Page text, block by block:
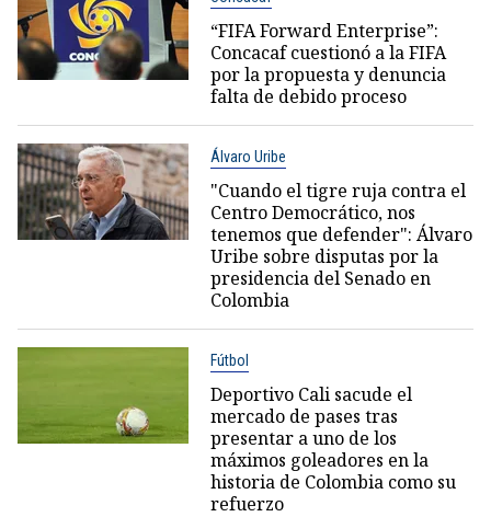
“FIFA Forward Enterprise”:
Concacaf cuestionó a la FIFA
por la propuesta y denuncia
falta de debido proceso
Álvaro Uribe
"Cuando el tigre ruja contra el
Centro Democrático, nos
tenemos que defender": Álvaro
Uribe sobre disputas por la
presidencia del Senado en
Colombia
Fútbol
Deportivo Cali sacude el
mercado de pases tras
presentar a uno de los
máximos goleadores en la
historia de Colombia como su
refuerzo